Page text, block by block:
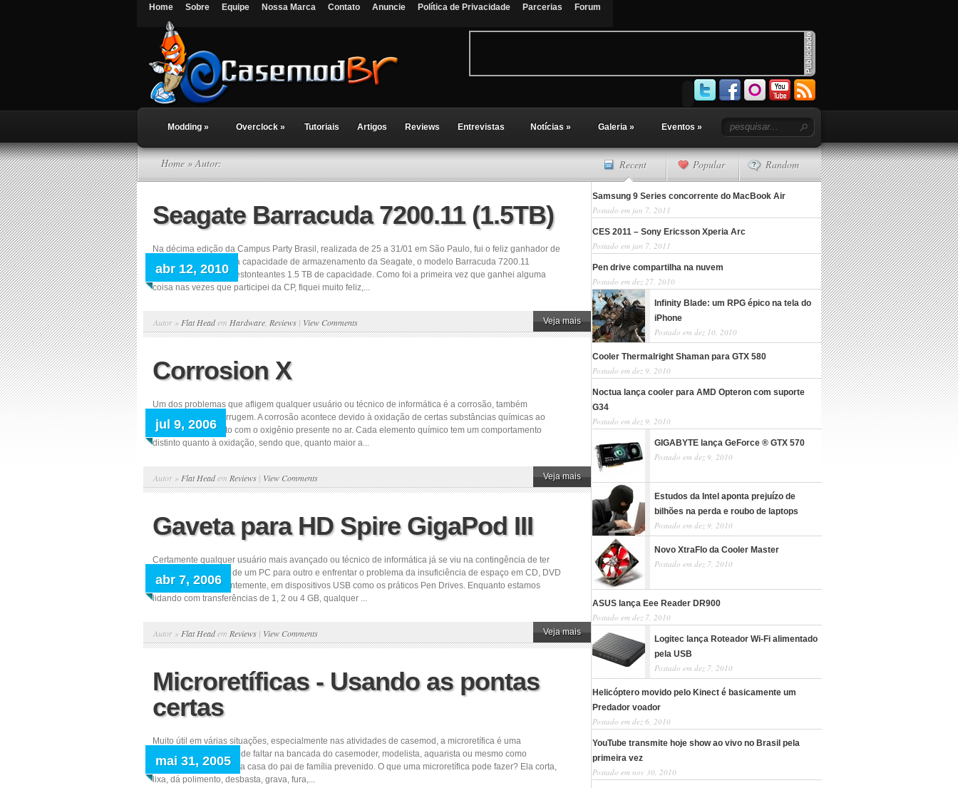
Home Sobre Equipe Nossa Marca Contato Anuncie Política de Privacidade Parcerias Forum
Modding » Overclock » Tutoriais Artigos Reviews Entrevistas Notícias » Galeria » Eventos »
Home » Autor:
Seagate Barracuda 7200.11 (1.5TB)
abr 12, 2010
Na décima edição da Campus Party Brasil, realizada de 25 a 31/01 em São Paulo, fui o feliz ganhador de
um disco rígido de alta capacidade de armazenamento da Seagate, o modelo Barracuda 7200.11
ST31500341AS com estonteantes 1.5 TB de capacidade. Como foi a primeira vez que ganhei alguma
coisa nas vezes que participei da CP, fiquei muito feliz,...
Autor » Flat Headem Hardware Reviews | View Comments Veja mais
Corrosion X
jul 9, 2006
Um dos problemas que afligem qualquer usuário ou técnico de informática é a corrosão, também
conhecida como ferrugem. A corrosão acontece devido à oxidação de certas substâncias químicas ao
entrarem em contato com o oxigênio presente no ar. Cada elemento químico tem um comportamento
distinto quanto à oxidação, sendo que, quanto maior a...
Autor » Flat Headem Reviews | View Comments Veja mais
Gaveta para HD Spire GigaPod III
abr 7, 2006
Certamente qualquer usuário mais avançado ou técnico de informática já se viu na contingência de ter
que transferir dados de um PC para outro e enfrentar o problema da insuficiência de espaço em CD, DVD
e mesmo, mais recentemente, em dispositivos USB como os práticos Pen Drives. Enquanto estamos
lidando com transferências de 1, 2 ou 4 GB, qualquer ...
Autor » Flat Headem Reviews | View Comments Veja mais
Microretíficas - Usando as pontas
certas
mai 31, 2005
Muito útil em várias situações, especialmente nas atividades de casemod, a microretífica é uma
ferramenta que não pode faltar na bancada do casemoder, modelista, aquarista ou mesmo como
ferramenta “faz tudo” na casa do pai de família prevenido. O que uma microretífica pode fazer? Ela corta,
lixa, dá polimento, desbasta, grava, fura,...
Recent Popular Random
Samsung 9 Series concorrente do MacBook Air
Postado em jan 7, 2011
CES 2011 – Sony Ericsson Xperia Arc
Postado em jan 7, 2011
Pen drive compartilha na nuvem
Postado em dez 27, 2010
Infinity Blade: um RPG épico na tela do
iPhone
Postado em dez 10, 2010
Cooler Thermalright Shaman para GTX 580
Postado em dez 9, 2010
Noctua lança cooler para AMD Opteron com suporte
G34
Postado em dez 9, 2010
GIGABYTE lança GeForce ® GTX 570
Postado em dez 9, 2010
Estudos da Intel aponta prejuízo de
bilhões na perda e roubo de laptops
Postado em dez 9, 2010
Novo XtraFlo da Cooler Master
Postado em dez 7, 2010
ASUS lança Eee Reader DR900
Postado em dez 7, 2010
Logitec lança Roteador Wi-Fi alimentado
pela USB
Postado em dez 7, 2010
Helicóptero movido pelo Kinect é basicamente um
Predador voador
Postado em dez 6, 2010
YouTube transmite hoje show ao vivo no Brasil pela
primeira vez
Postado em nov 30, 2010